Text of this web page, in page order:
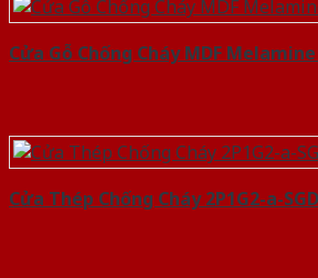
Cửa Gỗ Chống Cháy MDF Melamine
Cửa Thép Chống Cháy 2P1G2-a-SGD